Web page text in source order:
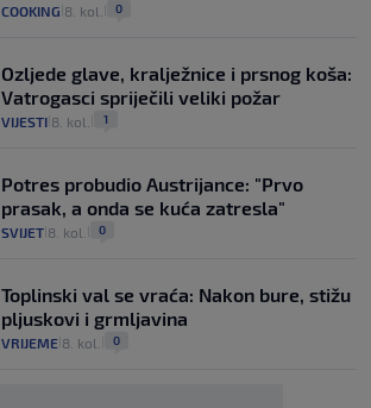
COOKING 8. kol. 0
Ozljede glave, kralježnice i prsnog koša:
Vatrogasci spriječili veliki požar
VIJESTI 8. kol. 1
Potres probudio Austrijance: "Prvo
prasak, a onda se kuća zatresla"
SVIJET 8. kol. 0
Toplinski val se vraća: Nakon bure, stižu
pljuskovi i grmljavina
VRIJEME 8. kol. 0